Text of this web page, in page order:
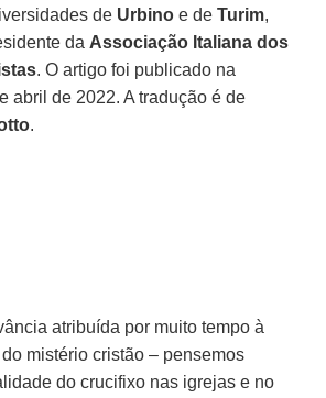
de Urbino e deTurim,
da Associação Italiana dos
. O artigo foi publicado na
abril de 2022. A tradução é de
.
atribuída por muito tempo à
mistério cristão – pensemos
do crucifixo nas igrejas e no